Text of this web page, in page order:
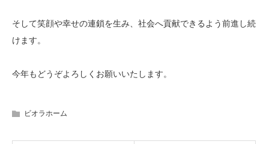
そして笑顔や幸せの連鎖を生み、社会へ貢献できるよう前進し続
けます。
今年もどうぞよろしくお願いいたします。
ビオラホーム